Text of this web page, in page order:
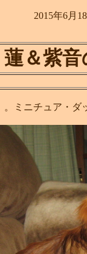
蓮＆紫音
。ミニチュア・ダ